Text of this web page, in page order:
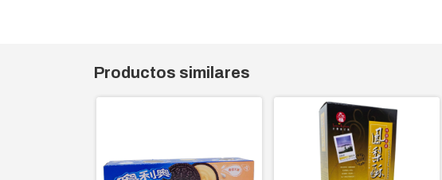
Productos similares